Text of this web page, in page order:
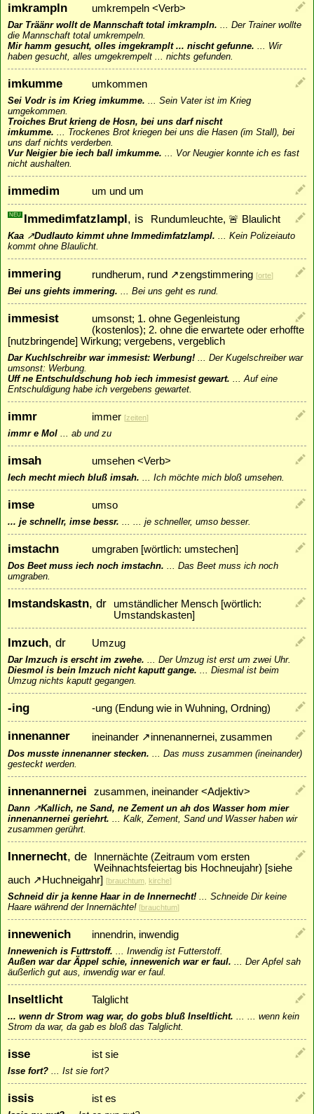
imkrampln umkrempeln <Verb>
Dar Träänr wollt de Mannschaft total imkrampln. ... Der Trainer wollte
die Mannschaft total umkrempeln.
Mir hamm gesucht, olles imgekramplt ... nischt gefunne. ... Wir
haben gesucht, alles umgekrempelt ... nichts gefunden.
imkumme umkommen
Sei Vodr is im Krieg imkumme. ... Sein Vater ist im Krieg
umgekommen.
Troiches Brut krieng de Hosn, bei uns darf nischt
imkumme. ... Trockenes Brot kriegen bei uns die Hasen (im Stall), bei
uns darf nichts verderben.
Vur Neigier bie iech ball imkumme. ... Vor Neugier konnte ich es fast
nicht aushalten.
immedim um und um
NEU Immedimfatzlampl, is Rundumleuchte, 🚨 Blaulicht
Kaa ↗Dudlauto kimmt uhne Immedimfatzlampl. ... Kein Polizeiauto
kommt ohne Blaulicht.
immering rundherum, rund ↗zengstimmering [orte]
Bei uns giehts immering. ... Bei uns geht es rund.
immesist
umsonst; 1. ohne Gegenleistung
(kostenlos); 2. ohne die erwartete oder erhoffte
[nutzbringende] Wirkung; vergebens, vergeblich
Dar Kuchlschreibr war immesist: Werbung! ... Der Kugelschreiber war
umsonst: Werbung.
Uff ne Entschuldschung hob iech immesist gewart. ...Auf eine
Entschuldigung habe ich vergebens gewartet.
immr immer [zeiten]
immr e Mol ... ab und zu
imsah umsehen <Verb>
Iech mecht miech bluß imsah. ... Ich möchte mich bloß umsehen.
imse umso
... je schnellr, imse bessr. ... ... je schneller, umso besser.
imstachn umgraben [wörtlich: umstechen]
Dos Beet muss iech noch imstachn. ... Das Beet muss ich noch
umgraben.
Imstandskastn, dr
umständlicher Mensch [wörtlich:
Umstandskasten]
Imzuch, dr Umzug
Dar Imzuch is erscht im zwehe. ... Der Umzug ist erst um zwei Uhr.
Diesmol is bein Imzuch nicht kaputt gange. ... Diesmal ist beim
Umzug nichts kaputt gegangen.
-ing -ung (Endung wie in Wuhning, Ordning)
innenanner ineinander ↗innenannernei, zusammen
Dos musste innenanner stecken. ... Das muss zusammen (ineinander)
gesteckt werden.
innenannernei zusammen, ineinander <Adjektiv>
Dann ↗Kallich, ne Sand, ne Zement un ah dos Wasser hom mier
innenannernei geriehrt. ... Kalk, Zement, Sand und Wasser haben wir
zusammen gerührt.
Innernecht, de
Innernächte (Zeitraum vom ersten
Weihnachtsfeiertag bis Hochneujahr) [siehe
auch ↗ Huchneigahr] [brauchtum, kirche]
Schneid dir ja kenne Haar in de Innernecht! ... Schneide Dir keine
Haare während der Innernächte! [brauchtum]
innewenich innendrin, inwendig
Innewenich is Futtrstoff. ... Inwendig ist Futterstoff.
Außen war dar Äppel schie, innewenich war er faul. ... Der Apfel sah
äußerlich gut aus, inwendig war er faul.
Inseltlicht Talglicht
... wenn dr Strom wag war, do gobs bluß Inseltlicht. ... ... wenn kein
Strom da war, da gab es bloß das Talglicht.
isse ist sie
Isse fort? ... Ist sie fort?
issis ist es